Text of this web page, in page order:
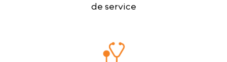
de service